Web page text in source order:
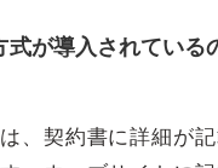
式が導入されている
、契約書に詳細が